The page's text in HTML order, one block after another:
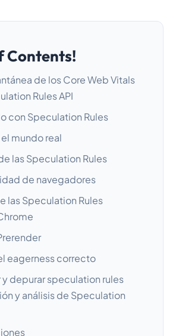
Contents!
de los Core Web Vitals
Rules API
con Speculation Rules
mundo real
las Speculation Rules
de navegadores
las Speculation Rules
eagerness correcto
depurar speculation rules
y análisis de Speculation